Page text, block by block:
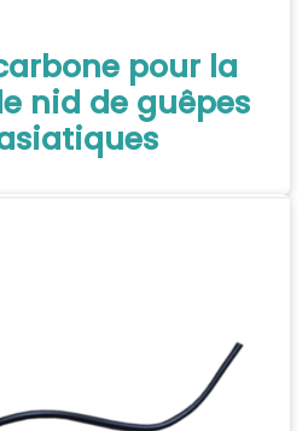
pour la
nid de guêpes